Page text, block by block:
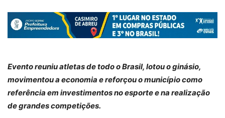
Evento reuniu atletas de todo o Brasil, lotou o ginásio,
movimentou a economia e reforçou o município como
referência em investimentos no esporte e na realização
de grandes competições.